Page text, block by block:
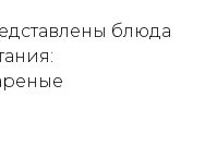
блюда